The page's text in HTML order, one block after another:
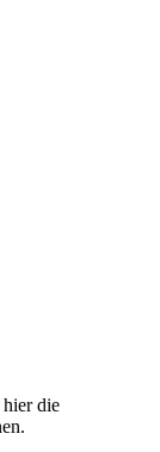
hier die